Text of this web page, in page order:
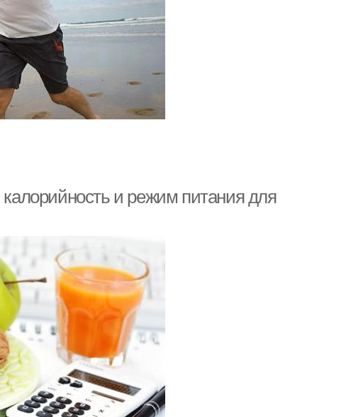
и режим питания для